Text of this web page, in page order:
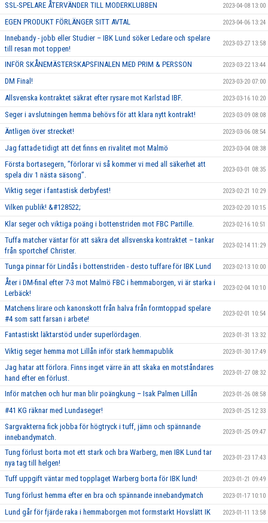
SSL-SPELARE ÅTERVÄNDER TILL MODERKLUBBEN 2023-04-08 13:00
EGEN PRODUKT FÖRLÄNGER SITT AVTAL 2023-04-06 13:24
Innebandy - jobb eller Studier – IBK Lund söker Ledare och spelare
till resan mot toppen!
2023-03-27 13:58
INFÖR SKÅNEMÄSTERSKAPSFINALEN MED PRIM & PERSSON 2023-03-22 13:44
DM Final! 2023-03-20 07:00
Allsvenska kontraktet säkrat efter rysare mot Karlstad IBF. 2023-03-16 10:20
Seger i avslutningen hemma behövs för att klara nytt kontrakt! 2023-03-09 08:08
Äntligen över strecket! 2023-03-06 08:54
Jag fattade tidigt att det finns en rivalitet mot Malmö 2023-03-04 08:38
Första bortasegern, ’’förlorar vi så kommer vi med all säkerhet att
spela div 1 nästa säsong’’.
2023-03-01 08:35
Viktig seger i fantastisk derbyfest! 2023-02-21 10:29
Vilken publik! &#128522; 2023-02-20 10:15
Klar seger och viktiga poäng i bottenstriden mot FBC Partille. 2023-02-16 10:51
Tuffa matcher väntar för att säkra det allsvenska kontraktet – tankar
från sportchef Christer.
2023-02-14 11:29
Tunga pinnar för Lindås i bottenstriden - desto tuffare för IBK Lund 2023-02-13 10:00
Åter i DM-final efter 7-3 mot Malmö FBC i hemmaborgen, vi är starka i
Lerbäck!
2023-02-04 10:10
Matchens lirare och kanonskott från halva från formtoppad spelare
#4 som satt farsan i arbete!
2023-02-01 10:54
Fantastiskt läktarstöd under superlördagen. 2023-01-31 13:32
Viktig seger hemma mot Lillån inför stark hemmapublik 2023-01-30 17:49
Jag hatar att förlora. Finns inget värre än att skaka en motståndares
hand efter en förlust.
2023-01-27 08:32
Inför matchen och hur man blir poängkung – Isak Palmen Lillån 2023-01-26 08:58
#41 KG räknar med Lundaseger! 2023-01-25 12:33
Sargvakterna fick jobba för högtryck i tuff, jämn och spännande
innebandymatch.
2023-01-25 09:47
Tung förlust borta mot ett stark och bra Warberg, men IBK Lund tar
nya tag till helgen!
2023-01-23 17:43
Tuff uppgift väntar med topplaget Warberg borta för IBK lund! 2023-01-21 09:49
Tung förlust hemma efter en bra och spännande innebandymatch 2023-01-17 10:10
Lund går för fjärde raka i hemmaborgen mot formstarkt Hovslätt IK 2023-01-11 13:58